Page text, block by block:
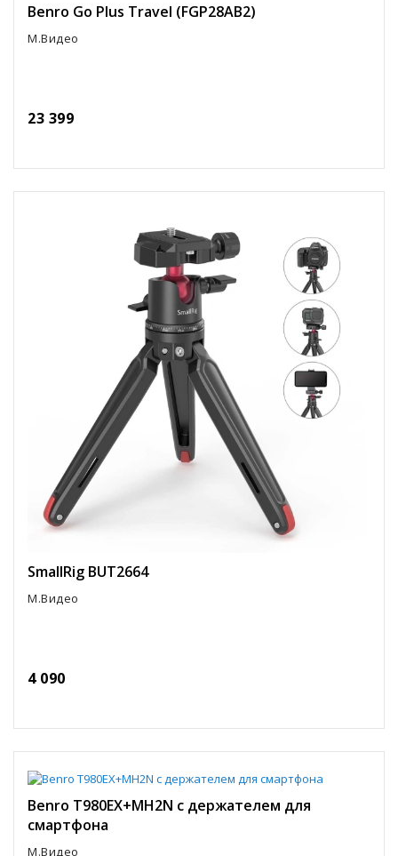
Benro Go Plus Travel (FGP28AB2)
М.Видео
23 399
SmallRig BUT2664
М.Видео
4 090
Benro T980EX+MH2N c держателем для
смартфона
М.Видео